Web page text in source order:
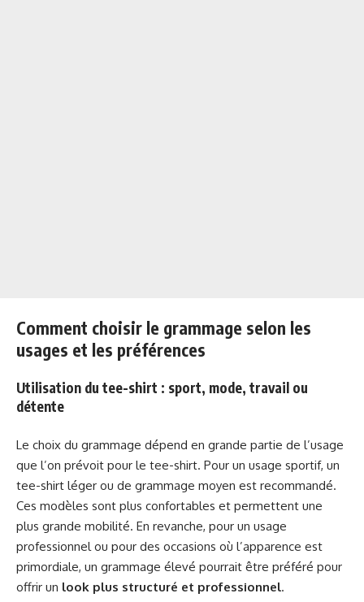
Comment choisir le grammage selon les
usages et les préférences
Utilisation du tee-shirt : sport, mode, travail ou
détente
Le choix du grammage dépend en grande partie de l’usage
que l’on prévoit pour le tee-shirt. Pour un usage sportif, un
tee-shirt léger ou de grammage moyen est recommandé.
Ces modèles sont plus confortables et permettent une
plus grande mobilité. En revanche, pour un usage
professionnel ou pour des occasions où l’apparence est
primordiale, un grammage élevé pourrait être préféré pour
offrir un look plus structuré et professionnel.